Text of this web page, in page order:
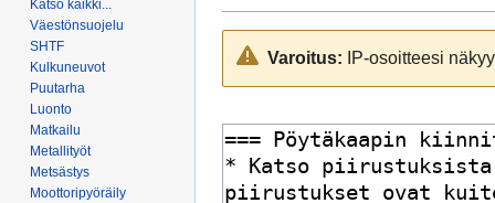
Siirry
navigaatioon
Siirry
hakuunVaroitus: IP-osoitteesi
Katso kaikki...
Väestönsuojelu
SHTF
Kulkuneuvot
Puutarha
Luonto
Matkailu
Metallityöt
Metsästys
Moottoripyöräily